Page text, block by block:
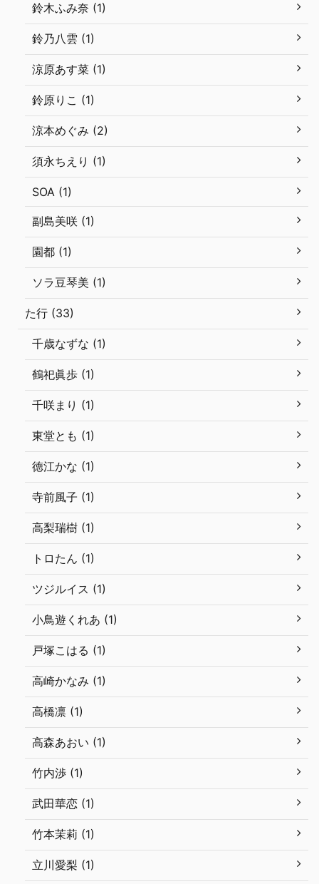
鈴木ふみ奈 (1)
鈴乃八雲 (1)
涼原あす菜 (1)
鈴原りこ (1)
涼本めぐみ (2)
須永ちえり (1)
SOA (1)
副島美咲 (1)
園都 (1)
ソラ豆琴美 (1)
た行 (33)
千歳なずな (1)
鶴祀眞歩 (1)
千咲まり (1)
東堂とも (1)
徳江かな (1)
寺前風子 (1)
高梨瑞樹 (1)
トロたん (1)
ツジルイス (1)
小鳥遊くれあ (1)
戸塚こはる (1)
高崎かなみ (1)
高橋凛 (1)
高森あおい (1)
竹内渉 (1)
武田華恋 (1)
竹本茉莉 (1)
立川愛梨 (1)